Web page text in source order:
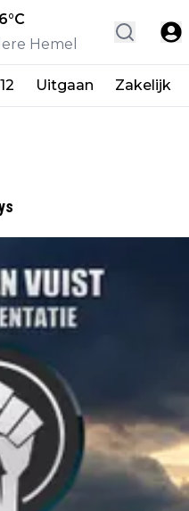
°C
Hemel
Uitgaan Zakelijk